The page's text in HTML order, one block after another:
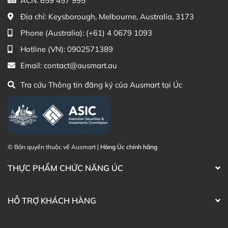
High Strength Cranberry 60000mg trực tiếp trên
website hoặc liên hệ với các kênh tư vấn hỗ trợ khách
hàng của Ausmart tại:
Facebook Ausmart.au| Hàng Úc chính hãng
Zalo Ausmart.au| Ausmart Commercial Pty Ltd
Điện thoại liên hệ đặt hàng:0902.571.389
Thạc sĩ Điều dưỡng & Cố vấn sản
phẩm Lily Huỳnh
Địa chỉ: Keysborough, Melbourne, Australia, 3173
Phone (Australia): (+61) 4 0679 1093
Hotline (VN): 0902571389
Email: contact@ausmart.au
Tra cứu Thông tin đăng ký của Ausmart tại Úc
© Bản quyền thuộc về Ausmart | Hàng Úc chính hãng
THỰC PHẨM CHỨC NĂNG ÚC
HỖ TRỢ KHÁCH HÀNG